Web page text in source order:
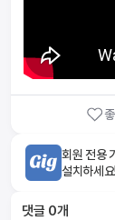
회원 전용
설치하세
댓글 0개